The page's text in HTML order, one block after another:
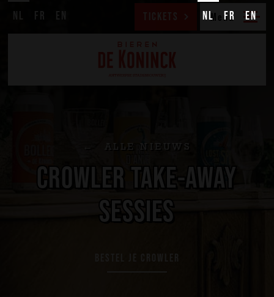
NL FR EN
NL FR EN
ALLE NIEUWS
CROWLER TAKE-AWAY
SESSIES